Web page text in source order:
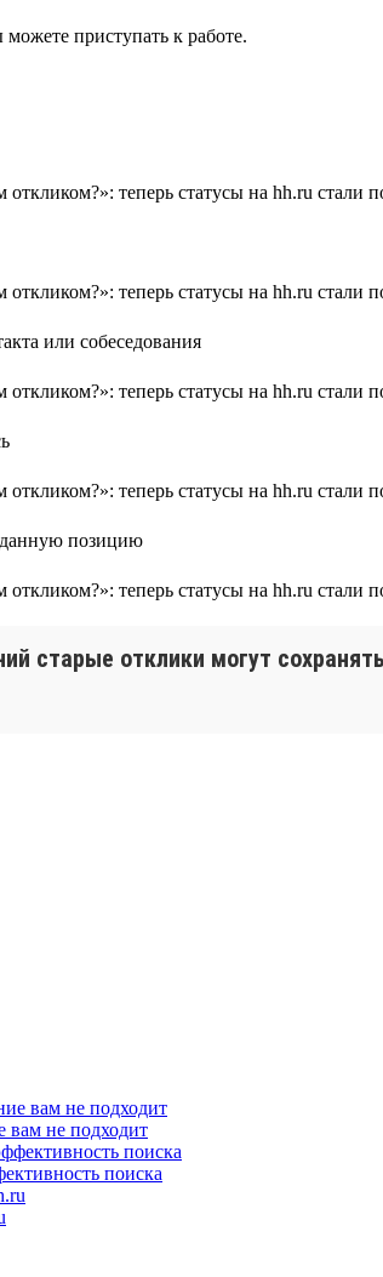
приступать к работе.
или собеседования
данную позицию
старые отклики могут
вам не подходит
поиска